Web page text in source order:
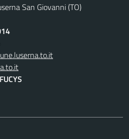
San Giovanni (TO)